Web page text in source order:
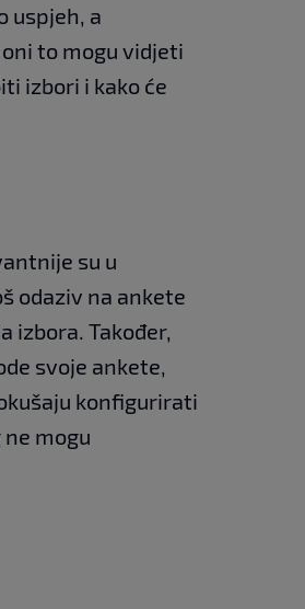
uspjeh, a
to mogu vidjeti
izbori i kako će
su u
odaziv na ankete
izbora. Također,
svoje ankete,
konfigurirati
mogu